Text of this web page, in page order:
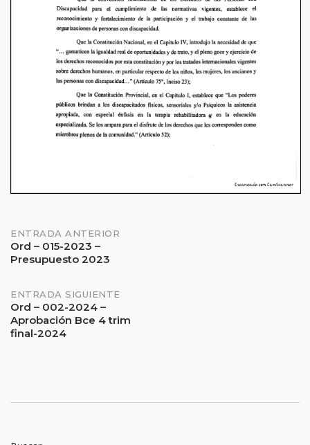
Navegación
de
entradas
ENTRADA ANTERIOR
Ord – 015-2023 –
Presupuesto 2023
ENTRADA SIGUIENTE
Ord – 002-2024 –
Aprobación Bce 4 trim
final-2024